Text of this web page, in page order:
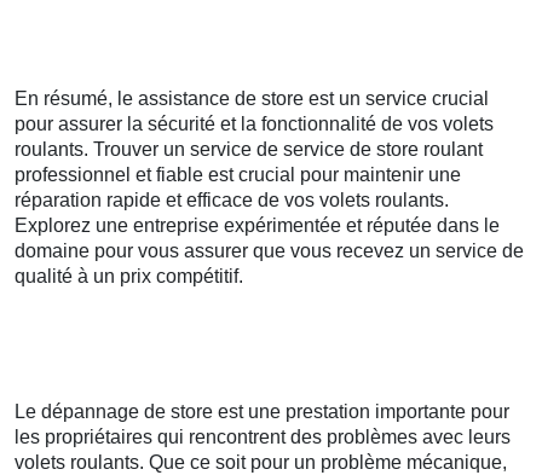
En résumé, le assistance de store est un service crucial
pour assurer la sécurité et la fonctionnalité de vos volets
roulants. Trouver un service de service de store roulant
professionnel et fiable est crucial pour maintenir une
réparation rapide et efficace de vos volets roulants.
Explorez une entreprise expérimentée et réputée dans le
domaine pour vous assurer que vous recevez un service de
qualité à un prix compétitif.
Le dépannage de store est une prestation importante pour
les propriétaires qui rencontrent des problèmes avec leurs
volets roulants. Que ce soit pour un problème mécanique,